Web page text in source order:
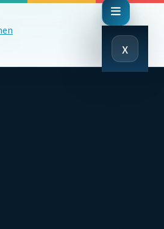
x
Close
Menu